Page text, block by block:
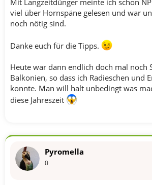
Mit Langzeitdünger meinte ich schon
viel über Hornspäne gelesen und war
noch nötig sind.
Danke euch für die Tipps.
Heute war dann endlich doch mal noch
Balkonien, so dass ich Radieschen und
konnte. Man will halt unbedingt was
diese Jahreszeit
Pyromella
0